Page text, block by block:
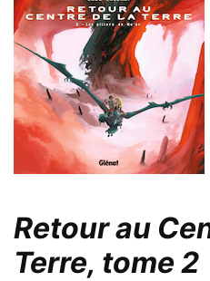
Retour au
Terre, tome 2